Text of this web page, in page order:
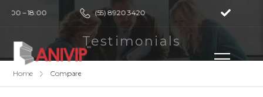
9:00 – 18:00 (55) 8920 3420
Testimonials
Eventos
Home Compare